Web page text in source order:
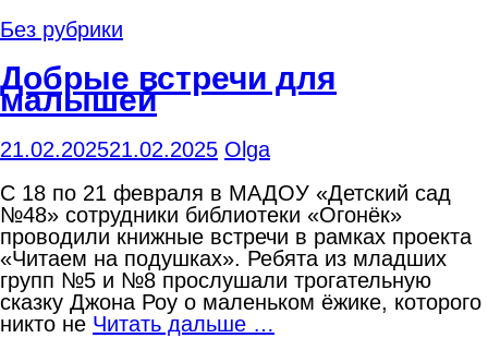
Без рубрики
Добрые встречи для
малышей
21.02.202521.02.2025 Olga
С 18 по 21 февраля в МАДОУ «Детский сад
№48» сотрудники библиотеки «Огонёк»
проводили книжные встречи в рамках проекта
«Читаем на подушках». Ребята из младших
групп №5 и №8 прослушали трогательную
сказку Джона Роу о маленьком ёжике, которого
никто не Читать дальше …